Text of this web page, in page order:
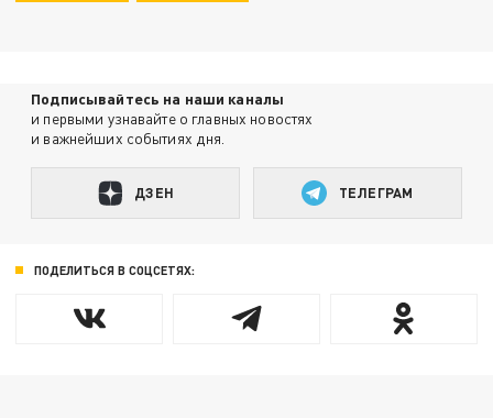
Подписывайтесь на наши каналы
и первыми узнавайте о главных новостях
и важнейших событиях дня.
ДЗЕН ТЕЛЕГРАМ
ПОДЕЛИТЬСЯ В СОЦСЕТЯХ: